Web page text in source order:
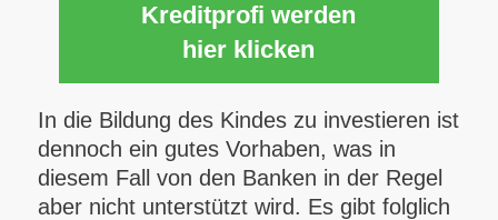
Kreditprofi werden
hier klicken
In die Bildung des Kindes zu investieren ist
dennoch ein gutes Vorhaben, was in
diesem Fall von den Banken in der Regel
aber nicht unterstützt wird. Es gibt folglich